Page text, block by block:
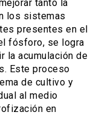
tanto la
los sistemas
presentes en el
fósforo, se logra
la acumulación de
Este proceso
de cultivo y
al medio
en